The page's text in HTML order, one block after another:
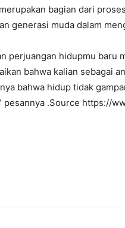
bagian dari
generasi muda dalam
perjuangan hidupmu baru
bahwa kalian sebagai
bahwa hidup tidak
pesannya .Source https://